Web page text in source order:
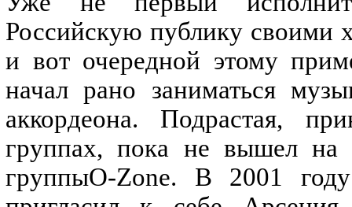
Российскую публику своими
и вот очередной этому
начал рано заниматься
аккордеона. Подрастая,
группах, пока не вышел на
группыO-Zone. В 2001 году